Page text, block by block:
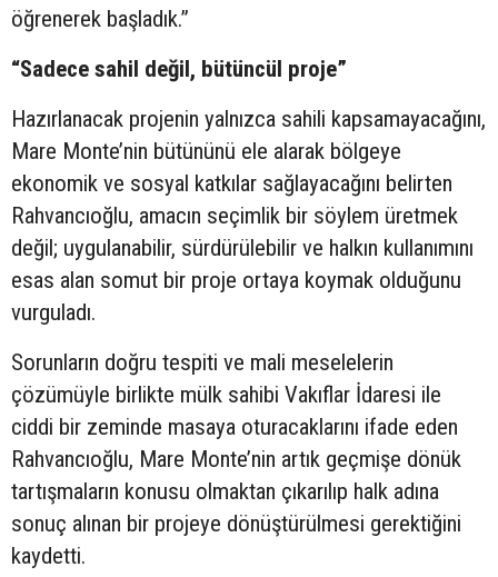
öğrenerek başladık.”
“Sadece sahil değil, bütüncül proje”
Hazırlanacak projenin yalnızca sahili kapsamayacağını,
Mare Monte’nin bütününü ele alarak bölgeye
ekonomik ve sosyal katkılar sağlayacağını belirten
Rahvancıoğlu, amacın seçimlik bir söylem üretmek
değil; uygulanabilir, sürdürülebilir ve halkın kullanımını
esas alan somut bir proje ortaya koymak olduğunu
vurguladı.
Sorunların doğru tespiti ve mali meselelerin
çözümüyle birlikte mülk sahibi Vakıflar İdaresi ile
ciddi bir zeminde masaya oturacaklarını ifade eden
Rahvancıoğlu, Mare Monte’nin artık geçmişe dönük
tartışmaların konusu olmaktan çıkarılıp halk adına
sonuç alınan bir projeye dönüştürülmesi gerektiğini
kaydetti.